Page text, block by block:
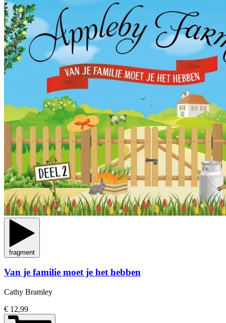
fragment
Van je familie moet je het hebben
Cathy Bramley
€ 12,99